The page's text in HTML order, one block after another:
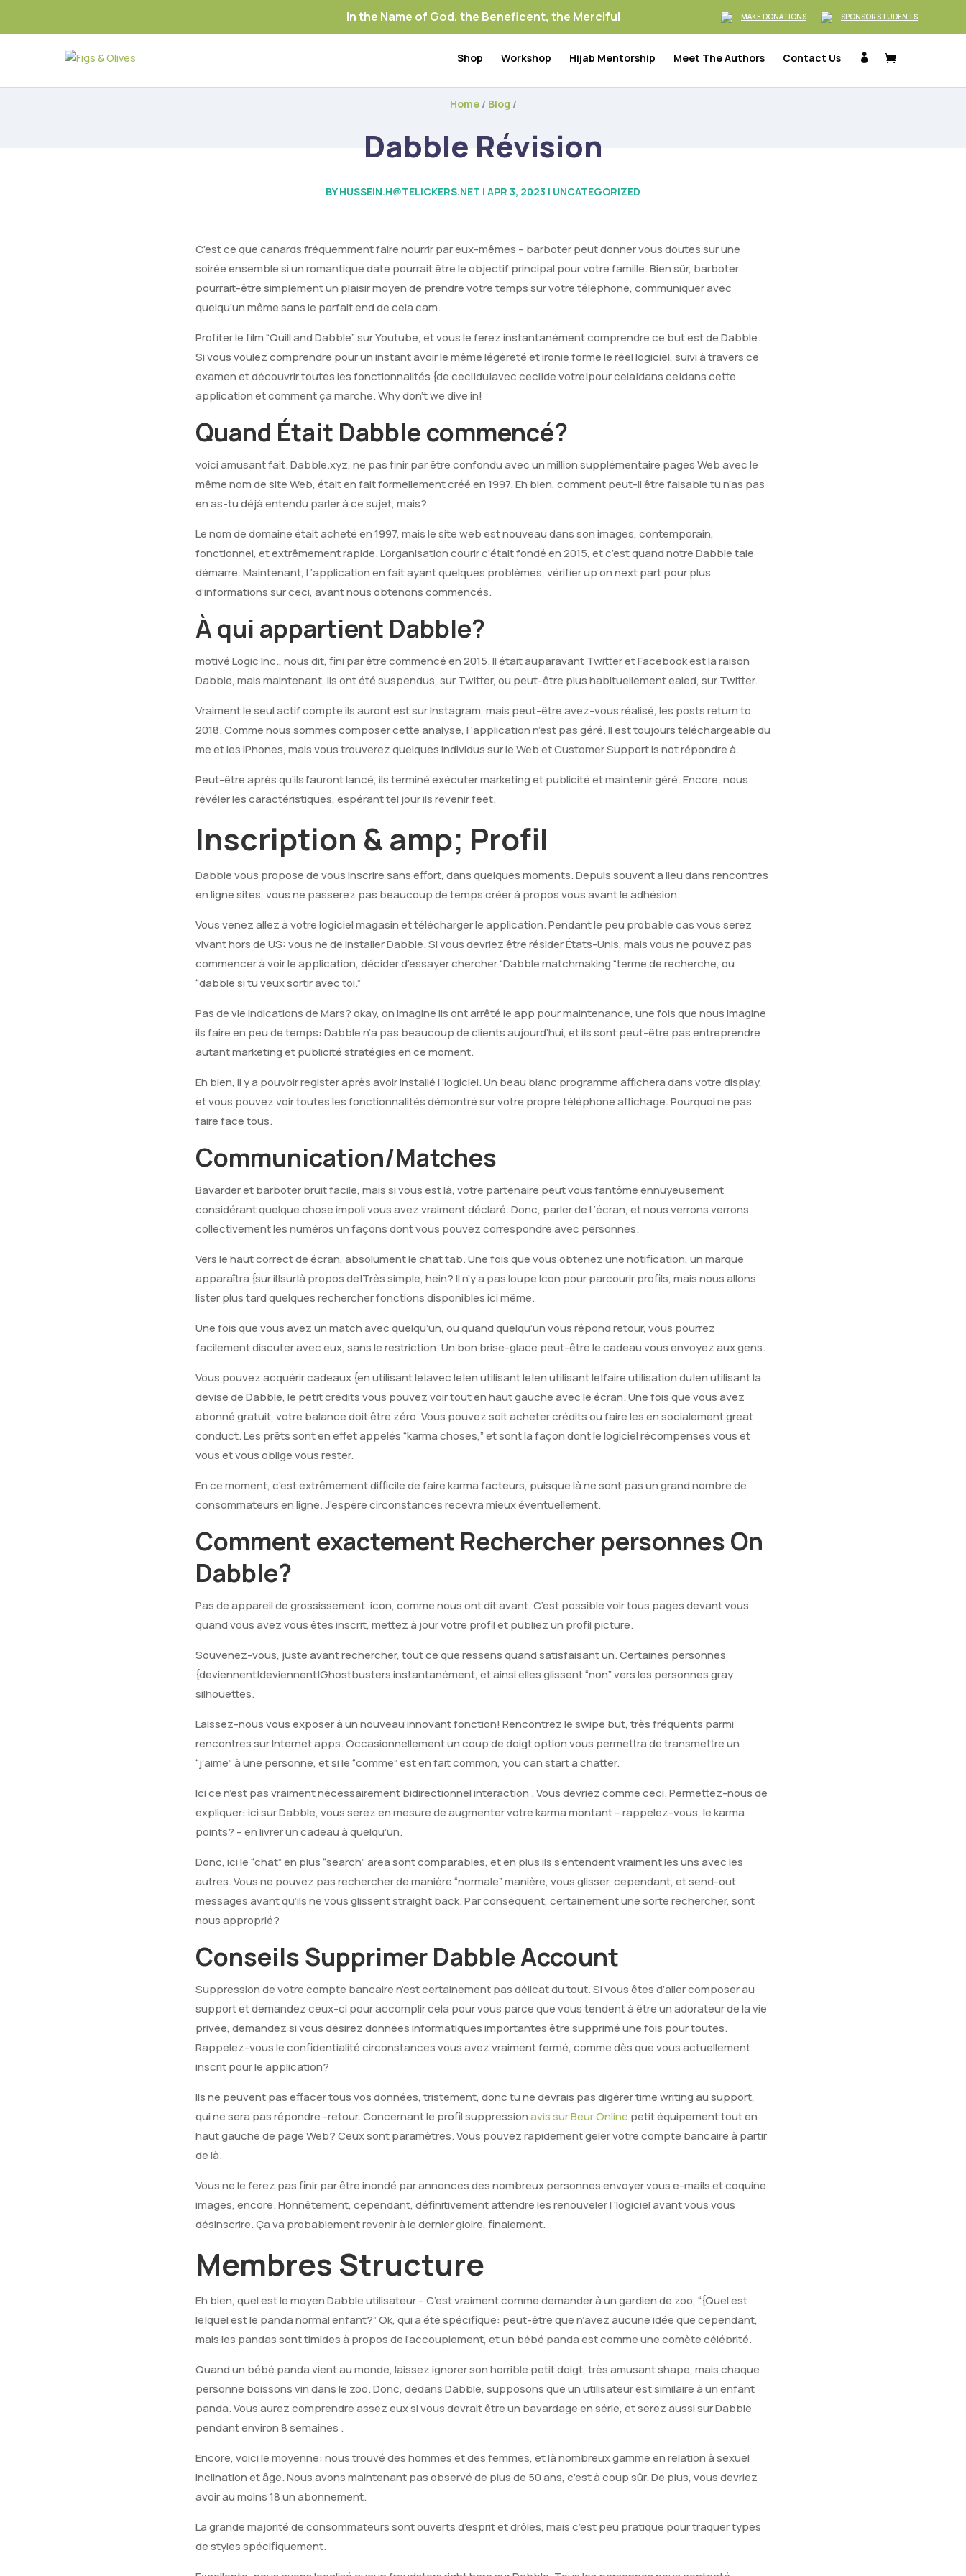
Shop Workshop Hijab Mentorship Meet The Authors Contact Us 
In the Name of God, the Beneficent, the Merciful MAKE DONATIONS SPONSOR STUDENTS
Home/ Blog /
Dabble Révision
BYHUSSEIN.H@TELICKERS.NET | APR 3, 2023 | UNCATEGORIZED
C’est ce que canards fréquemment faire nourrir par eux-mêmes – barboter peut donner vous doutes sur une
soirée ensemble si un romantique date pourrait être le objectif principal pour votre famille. Bien sûr, barboter
pourrait-être simplement un plaisir moyen de prendre votre temps sur votre téléphone, communiquer avec
quelqu’un même sans le parfait end de cela cam.
Profiter le film “Quill and Dabble” sur Youtube, et vous le ferez instantanément comprendre ce but est de Dabble.
Si vous voulez comprendre pour un instant avoir le même légèreté et ironie forme le réel logiciel, suivi à travers ce
examen et découvrir toutes les fonctionnalités {de ceci|du|avec ceci|de votre|pour cela|dans ce|dans cette
application et comment ça marche. Why don’t we dive in!
Quand Était Dabble commencé?
voici amusant fait. Dabble.xyz, ne pas finir par être confondu avec un million supplémentaire pages Web avec le
même nom de site Web, était en fait formellement créé en 1997. Eh bien, comment peut-il être faisable tu n’as pas
en as-tu déjà entendu parler à ce sujet, mais?
Le nom de domaine était acheté en 1997, mais le site web est nouveau dans son images, contemporain,
fonctionnel, et extrêmement rapide. L’organisation courir c’était fondé en 2015, et c’est quand notre Dabble tale
démarre. Maintenant, l ‘application en fait ayant quelques problèmes, vérifier up on next part pour plus
d’informations sur ceci, avant nous obtenons commencés.
À qui appartient Dabble?
motivé Logic Inc., nous dit, fini par être commencé en 2015. Il était auparavant Twitter et Facebook est la raison
Dabble, mais maintenant, ils ont été suspendus, sur Twitter, ou peut-être plus habituellement ealed, sur Twitter.
Vraiment le seul actif compte ils auront est sur Instagram, mais peut-être avez-vous réalisé, les posts return to
2018. Comme nous sommes composer cette analyse, l ‘application n’est pas géré. Il est toujours téléchargeable du
me et les iPhones, mais vous trouverez quelques individus sur le Web et Customer Support is not répondre à.
Peut-être après qu’ils l’auront lancé, ils terminé exécuter marketing et publicité et maintenir géré. Encore, nous
révéler les caractéristiques, espérant tel jour ils revenir feet.
Inscription & amp; Profil
Dabble vous propose de vous inscrire sans effort, dans quelques moments. Depuis souvent a lieu dans rencontres
en ligne sites, vous ne passerez pas beaucoup de temps créer à propos vous avant le adhésion.
Vous venez allez à votre logiciel magasin et télécharger le application. Pendant le peu probable cas vous serez
vivant hors de US: vous ne de installer Dabble. Si vous devriez être résider États-Unis, mais vous ne pouvez pas
commencer à voir le application, décider d’essayer chercher “Dabble matchmaking “terme de recherche, ou
“dabble si tu veux sortir avec toi.”
Pas de vie indications de Mars? okay, on imagine ils ont arrêté le app pour maintenance, une fois que nous imagine
ils faire en peu de temps: Dabble n’a pas beaucoup de clients aujourd’hui, et ils sont peut-être pas entreprendre
autant marketing et publicité stratégies en ce moment.
Eh bien, il y a pouvoir register après avoir installé l ‘logiciel. Un beau blanc programme affichera dans votre display,
et vous pouvez voir toutes les fonctionnalités démontré sur votre propre téléphone affichage. Pourquoi ne pas
faire face tous.
Communication/Matches
Bavarder et barboter bruit facile, mais si vous est là, votre partenaire peut vous fantôme ennuyeusement
considérant quelque chose impoli vous avez vraiment déclaré. Donc, parler de l ‘écran, et nous verrons verrons
collectivement les numéros un façons dont vous pouvez correspondre avec personnes.
Vers le haut correct de écran, absolument le chat tab. Une fois que vous obtenez une notification, un marque
apparaîtra {sur il|sur|à propos de|Très simple, hein? Il n’y a pas loupe Icon pour parcourir profils, mais nous allons
lister plus tard quelques rechercher fonctions disponibles ici même.
Une fois que vous avez un match avec quelqu’un, ou quand quelqu’un vous répond retour, vous pourrez
facilement discuter avec eux, sans le restriction. Un bon brise-glace peut-être le cadeau vous envoyez aux gens.
Vous pouvez acquérir cadeaux {en utilisant le|avec le|en utilisant le|en utilisant le|faire utilisation du|en utilisant la
devise de Dabble, le petit crédits vous pouvez voir tout en haut gauche avec le écran. Une fois que vous avez
abonné gratuit, votre balance doit être zéro. Vous pouvez soit acheter crédits ou faire les en socialement great
conduct. Les prêts sont en effet appelés “karma choses,” et sont la façon dont le logiciel récompenses vous et
vous et vous oblige vous rester.
En ce moment, c’est extrêmement difficile de faire karma facteurs, puisque là ne sont pas un grand nombre de
consommateurs en ligne. J’espère circonstances recevra mieux éventuellement.
Comment exactement Rechercher personnes On
Dabble?
Pas de appareil de grossissement. icon, comme nous ont dit avant. C’est possible voir tous pages devant vous
quand vous avez vous êtes inscrit, mettez à jour votre profil et publiez un profil picture.
Souvenez-vous, juste avant rechercher, tout ce que ressens quand satisfaisant un. Certaines personnes
{deviennent|deviennent|Ghostbusters instantanément, et ainsi elles glissent “non” vers les personnes gray
silhouettes.
Laissez-nous vous exposer à un nouveau innovant fonction! Rencontrez le swipe but, très fréquents parmi
rencontres sur Internet apps. Occasionnellement un coup de doigt option vous permettra de transmettre un
“j’aime” à une personne, et si le “comme” est en fait common, you can start a chatter.
Ici ce n’est pas vraiment nécessairement bidirectionnel interaction . Vous devriez comme ceci. Permettez-nous de
expliquer: ici sur Dabble, vous serez en mesure de augmenter votre karma montant – rappelez-vous, le karma
points? – en livrer un cadeau à quelqu’un.
Donc, ici le “chat” en plus “search” area sont comparables, et en plus ils s’entendent vraiment les uns avec les
autres. Vous ne pouvez pas rechercher de manière “normale” manière, vous glisser, cependant, et send-out
messages avant qu’ils ne vous glissent straight back. Par conséquent, certainement une sorte rechercher, sont
nous approprié?
Conseils Supprimer Dabble Account
Suppression de votre compte bancaire n’est certainement pas délicat du tout. Si vous êtes d’aller composer au
support et demandez ceux-ci pour accomplir cela pour vous parce que vous tendent à être un adorateur de la vie
privée, demandez si vous désirez données informatiques importantes être supprimé une fois pour toutes.
Rappelez-vous le confidentialité circonstances vous avez vraiment fermé, comme dès que vous actuellement
inscrit pour le application?
Ils ne peuvent pas effacer tous vos données, tristement, donc tu ne devrais pas digérer time writing au support,
qui ne sera pas répondre -retour. Concernant le profil suppressionavis sur Beur Online petit équipement tout en
haut gauche de page Web? Ceux sont paramètres. Vous pouvez rapidement geler votre compte bancaire à partir
de là.
Vous ne le ferez pas finir par être inondé par annonces des nombreux personnes envoyer vous e-mails et coquine
images, encore. Honnêtement, cependant, définitivement attendre les renouveler l ‘logiciel avant vous vous
désinscrire. Ça va probablement revenir à le dernier gloire, finalement.
Membres Structure
Eh bien, quel est le moyen Dabble utilisateur – C’est vraiment comme demander à un gardien de zoo, “{Quel est
le|quel est le panda normal enfant?” Ok, qui a été spécifique: peut-être que n’avez aucune idée que cependant,
mais les pandas sont timides à propos de l’accouplement, et un bébé panda est comme une comète célébrité.
Quand un bébé panda vient au monde, laissez ignorer son horrible petit doigt, très amusant shape, mais chaque
personne boissons vin dans le zoo. Donc, dedans Dabble, supposons que un utilisateur est similaire à un enfant
panda. Vous aurez comprendre assez eux si vous devrait être un bavardage en série, et serez aussi sur Dabble
pendant environ 8 semaines .
Encore, voici le moyenne: nous trouvé des hommes et des femmes, et là nombreux gamme en relation à sexuel
inclination et âge. Nous avons maintenant pas observé de plus de 50 ans, c’est à coup sûr. De plus, vous devriez
avoir au moins 18 un abonnement.
La grande majorité de consommateurs sont ouverts d’esprit et drôles, mais c’est peu pratique pour traquer types
de styles spécifiquement.